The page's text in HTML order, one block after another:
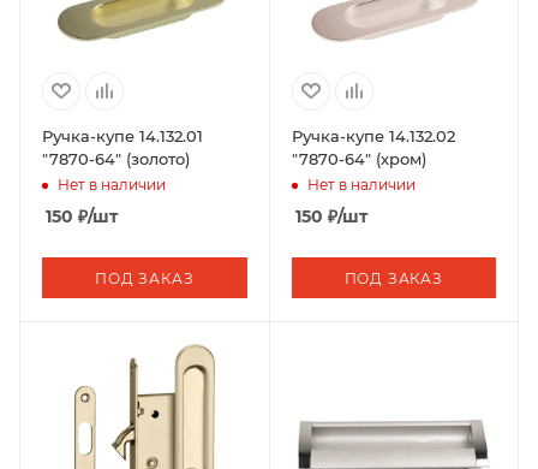
Ручка-купе 14.132.01
"7870-64" (золото)
Нет в наличии
150 ₽/шт
ПОД ЗАКАЗ
Ручка-купе 14.132.02
"7870-64" (хром)
Нет в наличии
150 ₽/шт
ПОД ЗАКАЗ